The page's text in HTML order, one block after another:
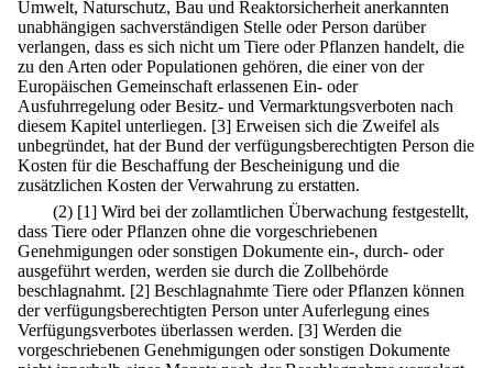
Umwelt, Naturschutz, Bau und Reaktorsicherheit anerkannten
unabhängigen sachverständigen Stelle oder Person darüber
verlangen, dass es sich nicht um Tiere oder Pflanzen handelt, die
zu den Arten oder Populationen gehören, die einer von der
Europäischen Gemeinschaft erlassenen Ein- oder
Ausfuhrregelung oder Besitz- und Vermarktungsverboten nach
diesem Kapitel unterliegen. [3] Erweisen sich die Zweifel als
unbegründet, hat der Bund der verfügungsberechtigten Person die
Kosten für die Beschaffung der Bescheinigung und die
zusätzlichen Kosten der Verwahrung zu erstatten.
(2) [1] Wird bei der zollamtlichen Überwachung festgestellt,
dass Tiere oder Pflanzen ohne die vorgeschriebenen
Genehmigungen oder sonstigen Dokumente ein-, durch- oder
ausgeführt werden, werden sie durch die Zollbehörde
beschlagnahmt. [2] Beschlagnahmte Tiere oder Pflanzen können
der verfügungsberechtigten Person unter Auferlegung eines
Verfügungsverbotes überlassen werden. [3] Werden die
vorgeschriebenen Genehmigungen oder sonstigen Dokumente